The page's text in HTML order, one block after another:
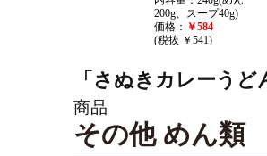
200g、スープ40g)
価格： ￥584
(税抜 ￥541)
「さぬきカレーう
商品
その他 めん類